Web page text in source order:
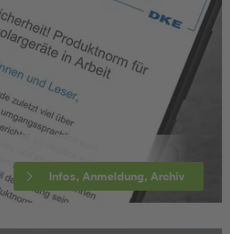
Infos, Anmeldung, Archiv